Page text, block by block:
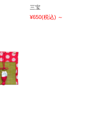
三宝
¥650(税込) ～